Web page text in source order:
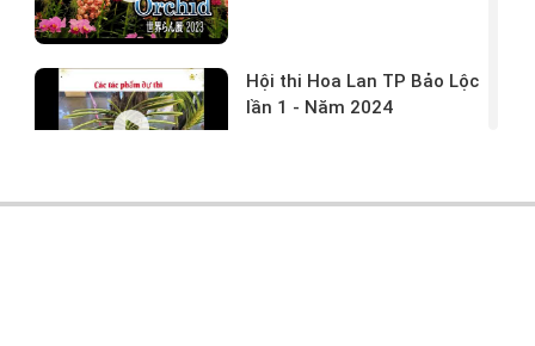
Hội thi Hoa Lan TP Bảo Lộc
lần 1 - Năm 2024